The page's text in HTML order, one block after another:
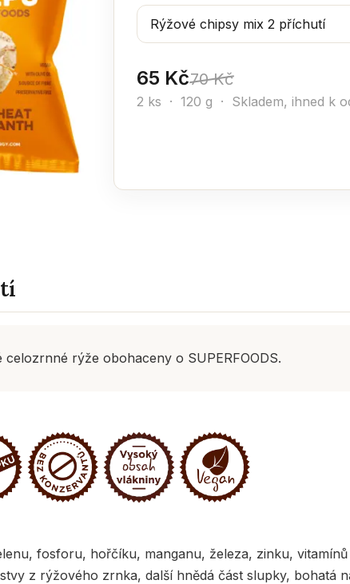
65 Kč70 Kč
2 ks · 120 g · Skladem, ihned k
rýže obohaceny o SUPERFOODS.
fosforu, hořčíku, manganu, železa, zinku,
z rýžového zrnka, další hnědá část slupky, bohatá